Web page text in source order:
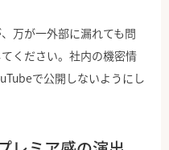
万が一外部に漏れても問
ください。社内の機密情
で公開しないようにし